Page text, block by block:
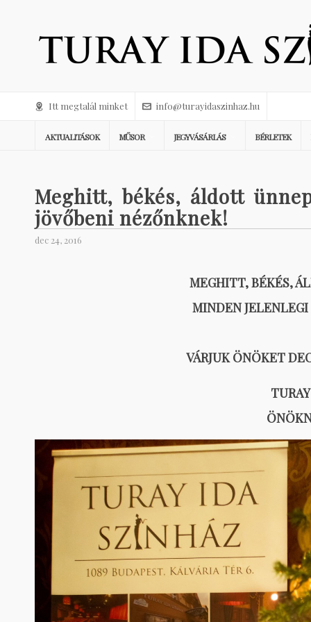
Itt megtalál minket info@turayidaszinhaz.hu
AKTUALITÁSOK MŰSOR JEGYVÁSÁRLÁS BÉRLETEK
Meghitt, békés, áldott
jövőbeni nézőnknek!
dec 24, 2016
MEGHITT, BÉKÉS,
MINDEN
VÁRJUK ÖNÖKET